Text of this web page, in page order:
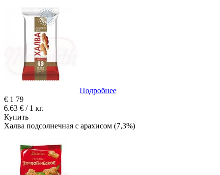
Подробнее
€ 1 79
6.63 € / 1 кг.
Купить
Халва подсолнечная с арахисом (7,3%)